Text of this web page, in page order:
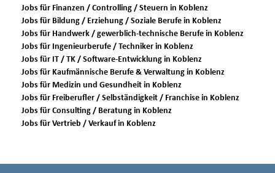
Jobs für Finanzen / Controlling / Steuern in Koblenz
Jobs für Bildung / Erziehung / Soziale Berufe in Koblenz
Jobs für Handwerk / gewerblich-technische Berufe in Koblenz
Jobs für Ingenieurberufe / Techniker in Koblenz
Jobs für IT / TK / Software-Entwicklung in Koblenz
Jobs für Kaufmännische Berufe & Verwaltung in Koblenz
Jobs für Medizin und Gesundheit in Koblenz
Jobs für Freiberufler / Selbständigkeit / Franchise in Koblenz
Jobs für Consulting / Beratung in Koblenz
Jobs für Vertrieb / Verkauf in Koblenz